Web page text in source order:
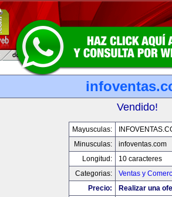
Vendido!
Mayusculas:
Minusculas:
infoventas.com
Longitud:
10 caracteres
Categorias:
Ventas y
Precio:
Realizar una